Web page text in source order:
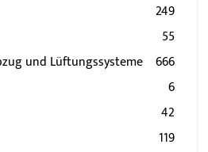
249
55
und Lüftungssysteme 666
6
42
119